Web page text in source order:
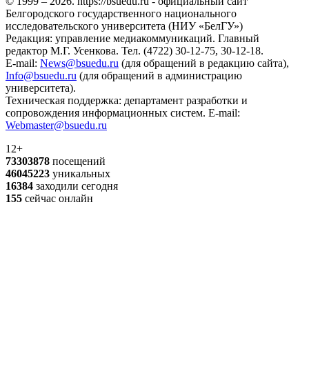
Белгородского государственного национального
исследовательского университета (НИУ «БелГУ»)
Редакция: управление медиакоммуникаций. Главный
редактор М.Г. Усенкова. Тел. (4722) 30-12-75, 30-12-18.
E-mail: News@bsuedu.ru (для обращений в редакцию сайта),
Info@bsuedu.ru (для обращений в администрацию
университета).
Техническая поддержка: департамент разработки и
сопровождения информационных систем. E-mail:
Webmaster@bsuedu.ru
12+
73303878 посещений
46045223 уникальных
16384 заходили сегодня
155 сейчас онлайн